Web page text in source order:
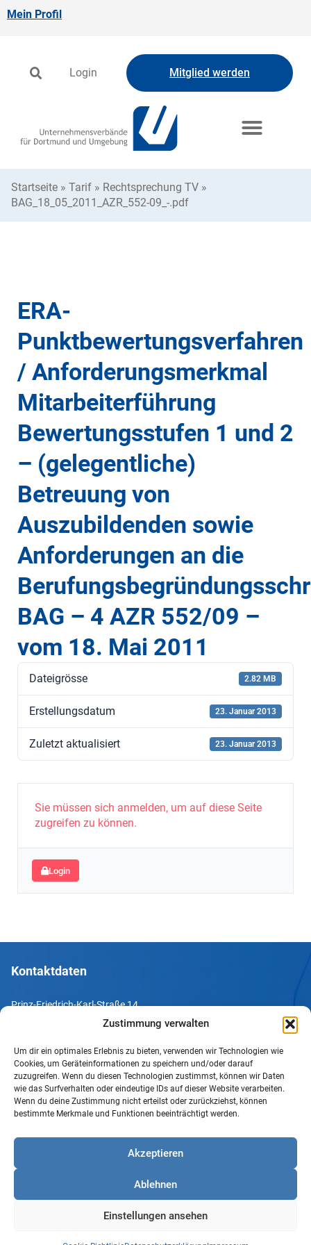
Zustimmung verwalten
Um dir ein optimales Erlebnis zu bieten, verwenden wir Technologien wie
Cookies, um Geräteinformationen zu speichern und/oder darauf
zuzugreifen. Wenn du diesen Technologien zustimmst, können wir Daten
wie das Surfverhalten oder eindeutige IDs auf dieser Website verarbeiten.
Wenn du deine Zustimmung nicht erteilst oder zurückziehst, können
bestimmte Merkmale und Funktionen beeinträchtigt werden.
Akzeptieren
Ablehnen
Einstellungen ansehen
Mein Profil
Login Mitglied werden
Startseite » Tarif » Rechtsprechung TV »
BAG_18_05_2011_AZR_552-09_-.pdf
ERA-
Punktbewertungsverfahren
/ Anforderungsmerkmal
Mitarbeiterführung
Bewertungsstufen 1 und 2
– (gelegentliche)
Betreuung von
Auszubildenden sowie
Anforderungen an die
BAG – 4 AZR 552/09 –
vom 18. Mai 2011
Dateigrösse 2.82 MB
Erstellungsdatum 23. Januar 2013
Zuletzt aktualisiert 23. Januar 2013
Sie müssen sich anmelden, um auf diese Seite
zugreifen zu können.
Login
Kontaktdaten
Prinz-Friedrich-Karl-Straße 14
Tel. +49 231 952052-10
Fax +49 231 952052-60
e-Mail info@uv-do.de
Internet www.uv-do.de
Impressum
Cookie-Richtlinie